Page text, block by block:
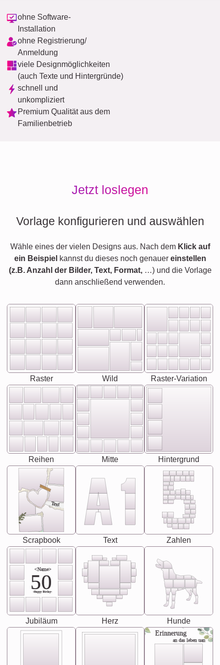
ohne Software-
Installation
ohne Registrierung/
Anmeldung
viele Designmöglichkeiten
(auch Texte und Hintergründe)
schnell und
unkompliziert
Premium Qualität aus dem
Familienbetrieb
Jetzt loslegen
Vorlage konfigurieren und auswählen
Wähle eines der vielen Designs aus. Nach dem Klick auf
ein Beispiel kannst du dieses noch genauer einstellen
(z.B. Anzahl der Bilder, Text, Format,…) und die Vorlage
dann anschließend verwenden.
Raster Wild Raster-Variation
Reihen Mitte Hintergrund
Text
Scrapbook Text Zahlen
<Name>
50
-Happy Birday-
Jubiläum Herz Hunde
Erinnerung
an das leben uan